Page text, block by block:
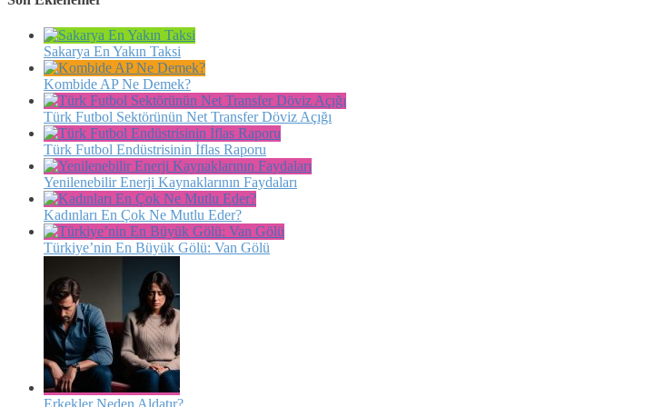
Sakarya En Yakın Taksi
Kombide AP Ne Demek?
Türk Futbol Sektörünün Net Transfer Döviz Açığı
Türk Futbol Endüstrisinin İflas Raporu
Yenilenebilir Enerji Kaynaklarının Faydaları
Kadınları En Çok Ne Mutlu Eder?
Türkiye’nin En Büyük Gölü: Van Gölü